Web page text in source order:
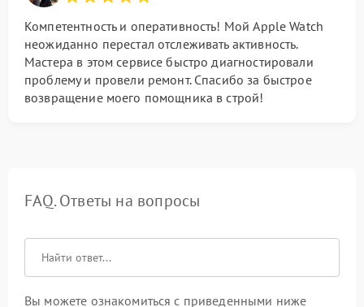
Компетентность и оперативность! Мой Apple Watch
неожиданно перестал отслеживать активность.
Мастера в этом сервисе быстро диагностировали
проблему и провели ремонт. Спасибо за быстрое
возвращение моего помощника в строй!
FAQ. Ответы на вопросы
Вы можете ознакомиться с приведенными ниже